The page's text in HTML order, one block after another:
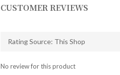
CUSTOMER REVIEWS
No review for this product